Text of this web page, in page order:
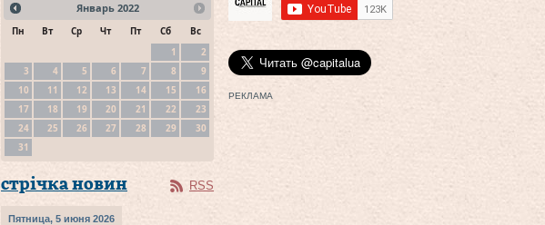
Январь 2022
Пн Вт Ср Чт Пт Сб
Вс
1
2
3
4 5 6 7 8
9
10
11 12 13 14 15
16
17
18 19 20 21 22
23
24
25 26 27 28 29
30
31
стрічка новин RSS
Пятница, 5 июня 2026
РЕКЛАМА